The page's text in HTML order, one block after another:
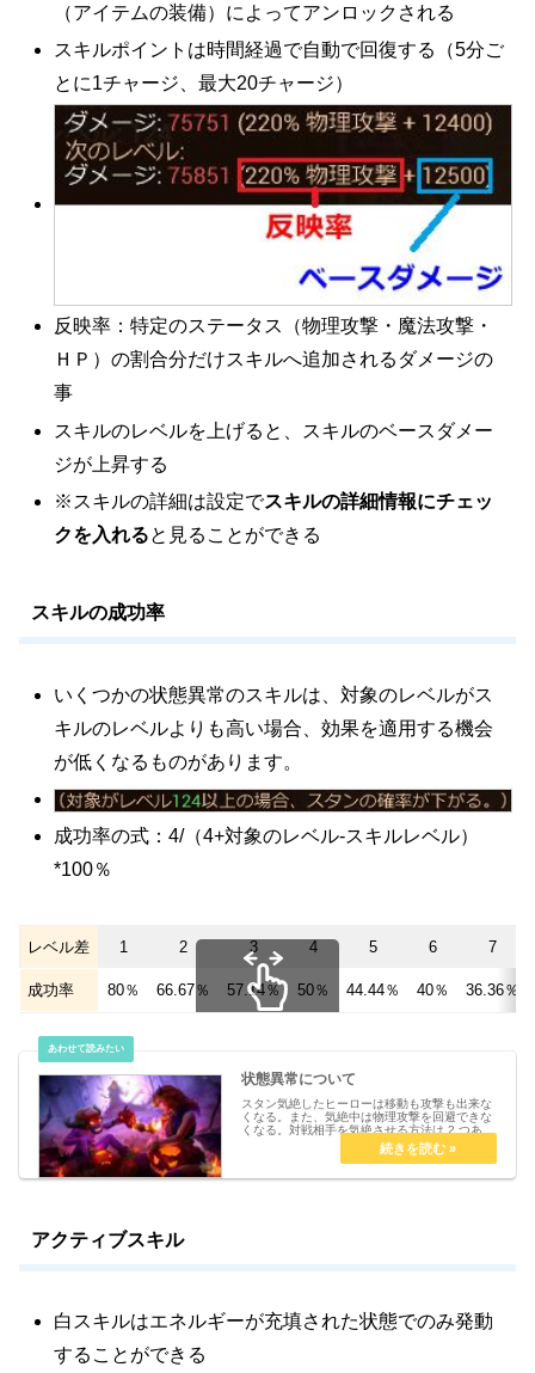
（アイテムの装備）によってアンロックされる
スキルポイントは時間経過で自動で回復する（5分ご
とに1チャージ、最大20チャージ）
反映率：特定のステータス（物理攻撃・魔法攻撃・
ＨＰ）の割合分だけスキルへ追加されるダメージの
事
スキルのレベルを上げると、スキルのベースダメー
ジが上昇する
※スキルの詳細は設定でスキルの詳細情報にチェッ
クを入れると見ることができる
スキルの成功率
いくつかの状態異常のスキルは、対象のレベルがス
キルのレベルよりも高い場合、効果を適用する機会
が低くなるものがあります。
成功率の式：4/（4+対象のレベル-スキルレベル）
*100％
レベル差 1 2 3 4 5 6 7
成功率 80％ 66.67％ 57.14％ 50％ 44.44％ 40％ 36.36％
状態異常について
スタン気絶したヒーローは移動も攻撃も出来な
くなる。また、気絶中は物理攻撃を回避できな
くなる。対戦相手を気絶させる方法は 2 つあり
ます。1 回の攻撃で相手の最大体力の 20% を
超えるダメージを与える。(1秒スタン)スタンを
アクティブスキル
白スキルはエネルギーが充填された状態でのみ発動
することができる